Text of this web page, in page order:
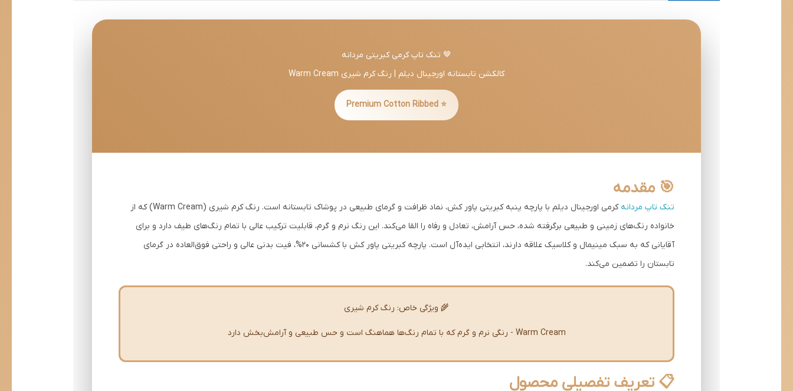
🤎 تنک تاپ کرمی کبریتی مردانه
کالکشن تابستانه اورجینال دیلم | رنگ کرم شیری Warm Cream
⭐ Premium Cotton Ribbed
🎯 مقدمه
تنک تاپ مردانه
کرمی اورجینال دیلم با پارچه پنبه کبریتی پاور کش، نماد ظرافت و گرمای طبیعی در پوشاک تابستانه است. رنگ کرم شیری (Warm Cream) که از
خانواده رنگ‌های زمینی و طبیعی برگرفته شده، حس آرامش، تعادل و رفاه را القا می‌کند. این رنگ نرم و گرم، قابلیت ترکیب عالی با تمام رنگ‌های طیف دارد و برای
آقایانی که به سبک مینیمال و کلاسیک علاقه دارند، انتخابی ایده‌آل است. پارچه کبریتی پاور کش با کشسانی 20%، فیت بدنی عالی و راحتی فوق‌العاده در گرمای
تابستان را تضمین می‌کند.
🌾 ویژگی خاص: رنگ کرم شیری
Warm Cream - رنگی نرم و گرم که با تمام رنگ‌ها هماهنگ است و حس طبیعی و آرامش‌بخش دارد
📋 تعریف تفصیلی محصول